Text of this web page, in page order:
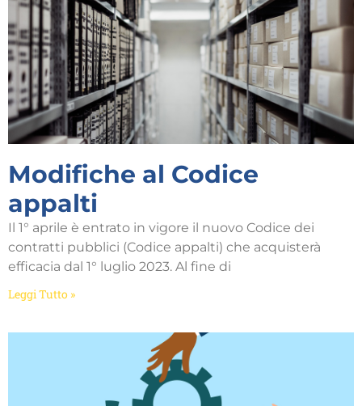
Modifiche al Codice
appalti
Il 1° aprile è entrato in vigore il nuovo Codice dei
contratti pubblici (Codice appalti) che acquisterà
efficacia dal 1° luglio 2023. Al fine di
Leggi Tutto »